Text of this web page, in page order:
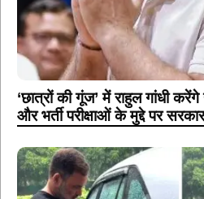
‘छात्रों की गूंज’ में राहुल गांधी
और भर्ती परीक्षाओं के मुद्दे पर